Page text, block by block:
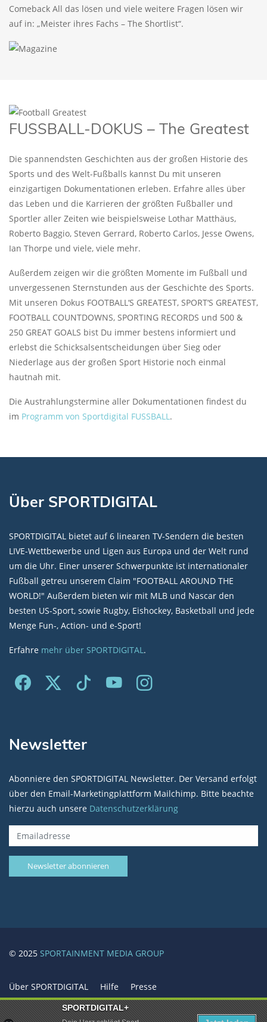
SPORTDIGITAL+
Comeback All das lösen und viele weitere Fragen lösen wir
auf in: „Meister ihres Fachs – The Shortlist“.
FUSSBALL-DOKUS – The Greatest
Die spannendsten Geschichten aus der großen Historie des
Sports und des Welt-Fußballs kannst Du mit unseren
einzigartigen Dokumentationen erleben. Erfahre alles über
das Leben und die Karrieren der größten Fußballer und
Sportler aller Zeiten wie beispielsweise Lothar Matthäus,
Roberto Baggio, Steven Gerrard, Roberto Carlos, Jesse Owens,
Ian Thorpe und viele, viele mehr.
Außerdem zeigen wir die größten Momente im Fußball und
unvergessenen Sternstunden aus der Geschichte des Sports.
Mit unseren Dokus FOOTBALL‘S GREATEST, SPORT‘S GREATEST,
FOOTBALL COUNTDOWNS, SPORTING RECORDS und 500 &
250 GREAT GOALS bist Du immer bestens informiert und
erlebst die Schicksalsentscheidungen über Sieg oder
Niederlage aus der großen Sport Historie noch einmal
hautnah mit.
Die Austrahlungstermine aller Dokumentationen findest du
im Programm von Sportdigital FUSSBALL.
Über SPORTDIGITAL
SPORTDIGITAL bietet auf 6 linearen TV-Sendern die besten
LIVE-Wettbewerbe und Ligen aus Europa und der Welt rund
um die Uhr. Einer unserer Schwerpunkte ist internationaler
Fußball getreu unserem Claim "FOOTBALL AROUND THE
WORLD!" Außerdem bieten wir mit MLB und Nascar den
besten US-Sport, sowie Rugby, Eishockey, Basketball und jede
Menge Fun-, Action- und e-Sport!
Erfahre mehr über SPORTDIGITAL.
Newsletter
Abonniere den SPORTDIGITAL Newsletter. Der Versand erfolgt
über den Email-Marketingplattform Mailchimp. Bitte beachte
hierzu auch unsere Datenschutzerklärung
© 2025 SPORTAINMENT MEDIA GROUP
Über SPORTDIGITAL Hilfe
Presse
Mediadaten / Werbung
Karriere / Jobs
SPORTAINMENT
Datenschutzerklärung